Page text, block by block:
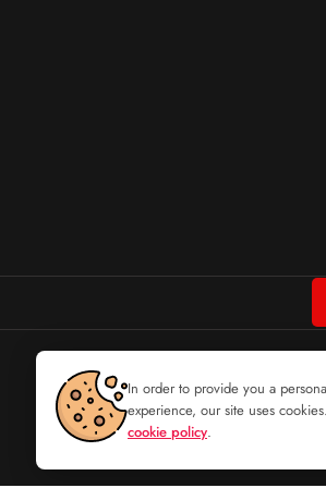
In order to provide you a
experience, our site uses cookies.
cookie policy.